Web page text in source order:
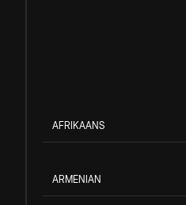
AFRIKAANS
ARMENIAN